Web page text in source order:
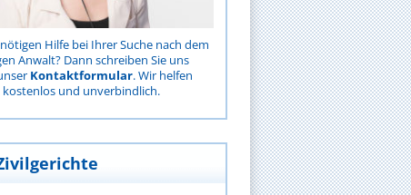
Hilfe bei Ihrer Suche nach dem
Anwalt? Dann schreiben Sie uns
Kontaktformular. Wir helfen
kostenlos und unverbindlich.